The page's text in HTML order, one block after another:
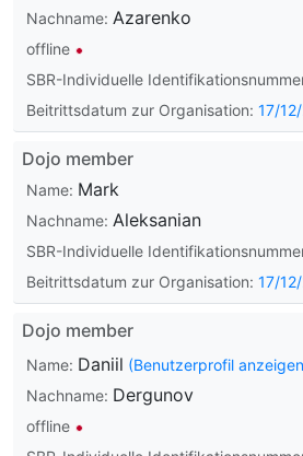
Nachname: Azarenko
offline
SBR-Individuelle
Beitrittsdatum zur Organisation: 17/
Dojo member
Name: Mark
Nachname: Aleksanian
SBR-Individuelle
Beitrittsdatum zur Organisation: 17/
Dojo member
Name: Daniil (Benutzerprofil
Nachname: Dergunov
offline